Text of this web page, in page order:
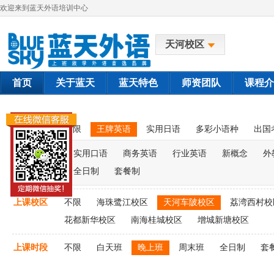
欢迎来到蓝天外语培训中心
天河校区
首页 关于蓝天 蓝天特色 师资团队 课程
课程类别 不限 王牌英语 实用日语 多彩小语种 出国
实用口语 商务英语 行业英语 新概念
外
全日制
套餐制
上课校区 不限 海珠鹭江校区 天河车陂校区
荔湾西村
花都新华校区
南海桂城校区 增城新塘校区
上课时段 不限 白天班 晚上班 周末班 全日制
套